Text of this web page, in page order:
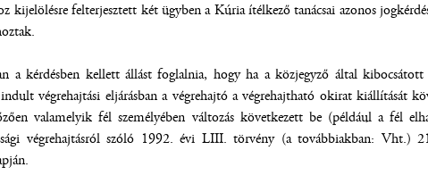
kijelölésre felterjesztett két ügyben a Kúria ítélkező tanácsai azonos
a kérdésben kellett állást foglalnia, hogy ha a közjegyző által kibocsátott
végrehajtási eljárásban a végrehajtó a végrehajtható okirat kiállítását
valamelyik fél személyében változás következett be (például a fél
végrehajtásról szóló 1992. évi LIII. törvény (a továbbiakban: Vht.)